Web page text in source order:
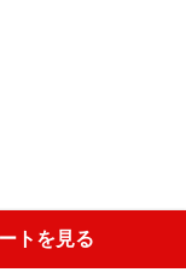
トを見る